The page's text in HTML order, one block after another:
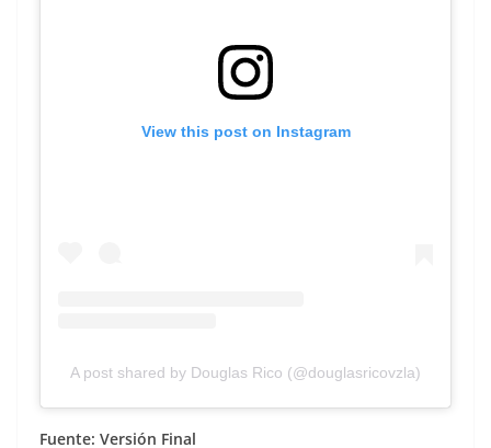
View this post on Instagram
A post shared by Douglas Rico (@douglasricovzla)
Fuente: Versión Final